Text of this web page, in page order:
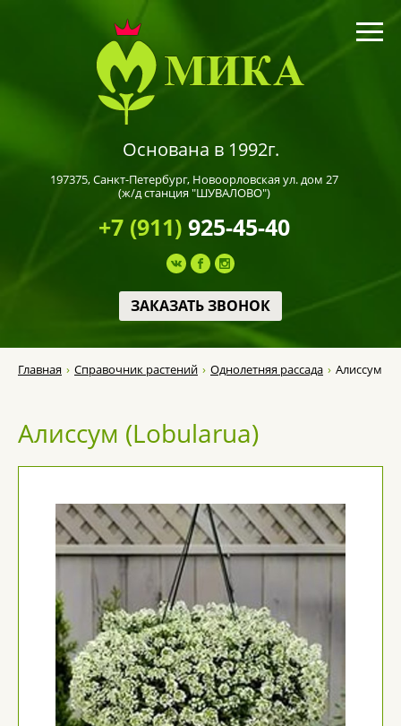
Основана в 1992г.
197375,Санкт-Петербург, Новоорловская ул. дом 27
(ж/д станция "ШУВАЛОВО")
+7 (911)925-45-40
ЗАКАЗАТЬ ЗВОНОК
Главная Справочник растений Однолетняя рассада Алиссум
Алиссум (Lobularua)